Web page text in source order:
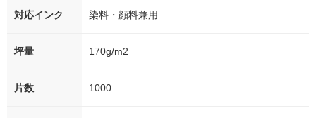
対応インク 染料・顔料兼用
坪量 170g/m2
片数 1000